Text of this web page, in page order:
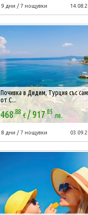
9 дни / 7 нощувки
Почивка в Дидим, Турция със
от С...
468.88 € /917.05 лв.
8 дни / 7 нощувки